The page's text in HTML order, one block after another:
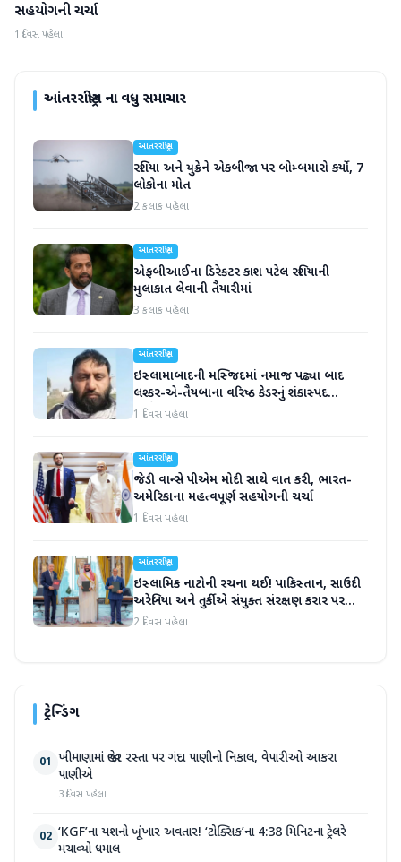
સહયોગની ચર્ચા
1 દિવસ પહેલા
આંતરરાષ્ટ્રીયના વધુ સમાચાર
આંતરરાષ્ટ્રીય
રશિયા અને યુક્રેને એકબીજા પર બોમ્બમારો કર્યો, 7
લોકોના મોત
2 કલાક પહેલા
આંતરરાષ્ટ્રીય
એફબીઆઈના ડિરેક્ટર કાશ પટેલ રશિયાની
મુલાકાત લેવાની તૈયારીમાં
3 કલાક પહેલા
આંતરરાષ્ટ્રીય
ઇસ્લામાબાદની મસ્જિદમાં નમાજ પઢ્યા બાદ
લશ્કર-એ-તૈયબાના વરિષ્ઠ કેડરનું શંકાસ્પદ
સંજોગોમાં મોત
1 દિવસ પહેલા
આંતરરાષ્ટ્રીય
જેડી વાન્સે પીએમ મોદી સાથે વાત કરી, ભારત-
અમેરિકાના મહત્વપૂર્ણ સહયોગની ચર્ચા
1 દિવસ પહેલા
આંતરરાષ્ટ્રીય
ઇસ્લામિક નાટોની રચના થઈ! પાકિસ્તાન, સાઉદી
અરેબિયા અને તુર્કીએ સંયુક્ત સંરક્ષણ કરાર પર
હસ્તાક્ષર
2 દિવસ પહેલા
ટ્રેન્ડિંગ
01 ખીમાણામાં જાહેર રસ્તા પર ગંદા પાણીનો નિકાલ, વેપારીઓ આકરા
પાણીએ
3 દિવસ પહેલા
02 ‘KGF’ના યશનો ખૂંખાર અવતાર! ‘ટોક્સિક’ના 4:38 મિનિટના ટ્રેલરે
મચાવ્યો ધમાલ